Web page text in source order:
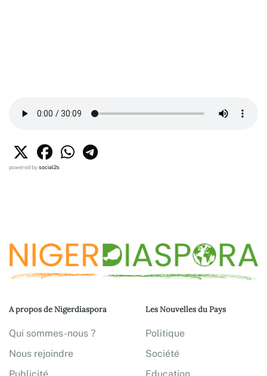
powered bysocial2s
A propos de Nigerdiaspora
Qui sommes-nous ?
Nous rejoindre
Les Nouvelles du Pays
Politique
Société